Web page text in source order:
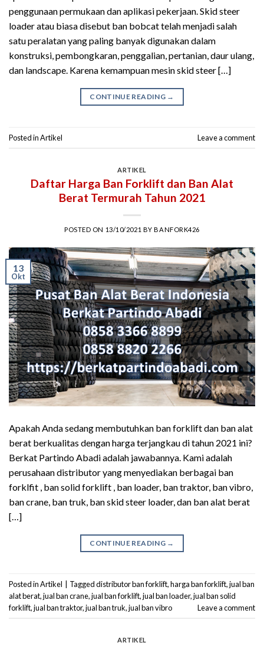
penggunaan permukaan dan aplikasi pekerjaan. Skid steer
loader atau biasa disebut ban bobcat telah menjadi salah
satu peralatan yang paling banyak digunakan dalam
konstruksi, pembongkaran, penggalian, pertanian, daur ulang,
dan landscape. Karena kemampuan mesin skid steer […]
CONTINUE READING →
Posted inArtikel Leave a comment
ARTIKEL
Daftar Harga Ban Forklift dan Ban Alat
Berat Termurah Tahun 2021
POSTED ON 13/10/2021 BYBANFORK426
13
Okt
Apakah Anda sedang membutuhkan ban forklift dan ban alat
berat berkualitas dengan harga terjangkau di tahun 2021 ini?
Berkat Partindo Abadi adalah jawabannya. Kami adalah
perusahaan distributor yang menyediakan berbagai ban
forklfit , ban solid forklift , ban loader, ban traktor, ban vibro,
ban crane, ban truk, ban skid steer loader, dan ban alat berat
[…]
CONTINUE READING →
Posted inArtikel Taggeddistributor ban forklift,harga ban forklift,jual ban
alat berat,jual ban crane,jual ban forklift,jual ban loader,jual ban solid
forklift,jual ban traktor,jual ban truk,jual ban vibro Leave a comment
ARTIKEL